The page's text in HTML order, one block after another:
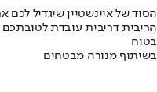
הסוד של איינשטיין שיגדיל לכם
הריבית דריבית עובדת
בטוח
בשיתוף מנורה מבטחים